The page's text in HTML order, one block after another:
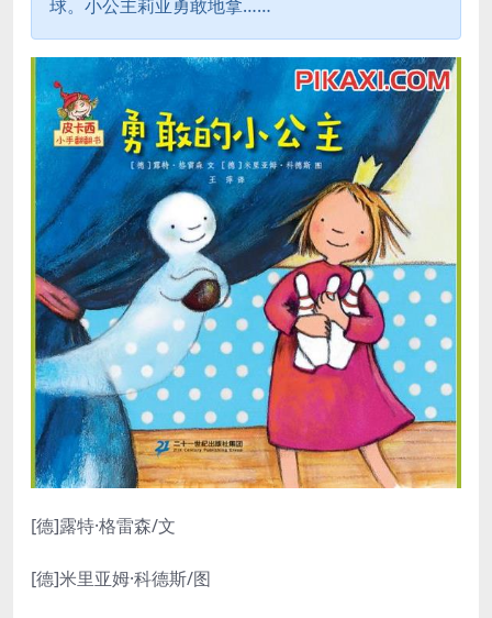
球。小公主莉亚勇敢地拿……
[德]露特·格雷森/文
[德]米里亚姆·科德斯/图